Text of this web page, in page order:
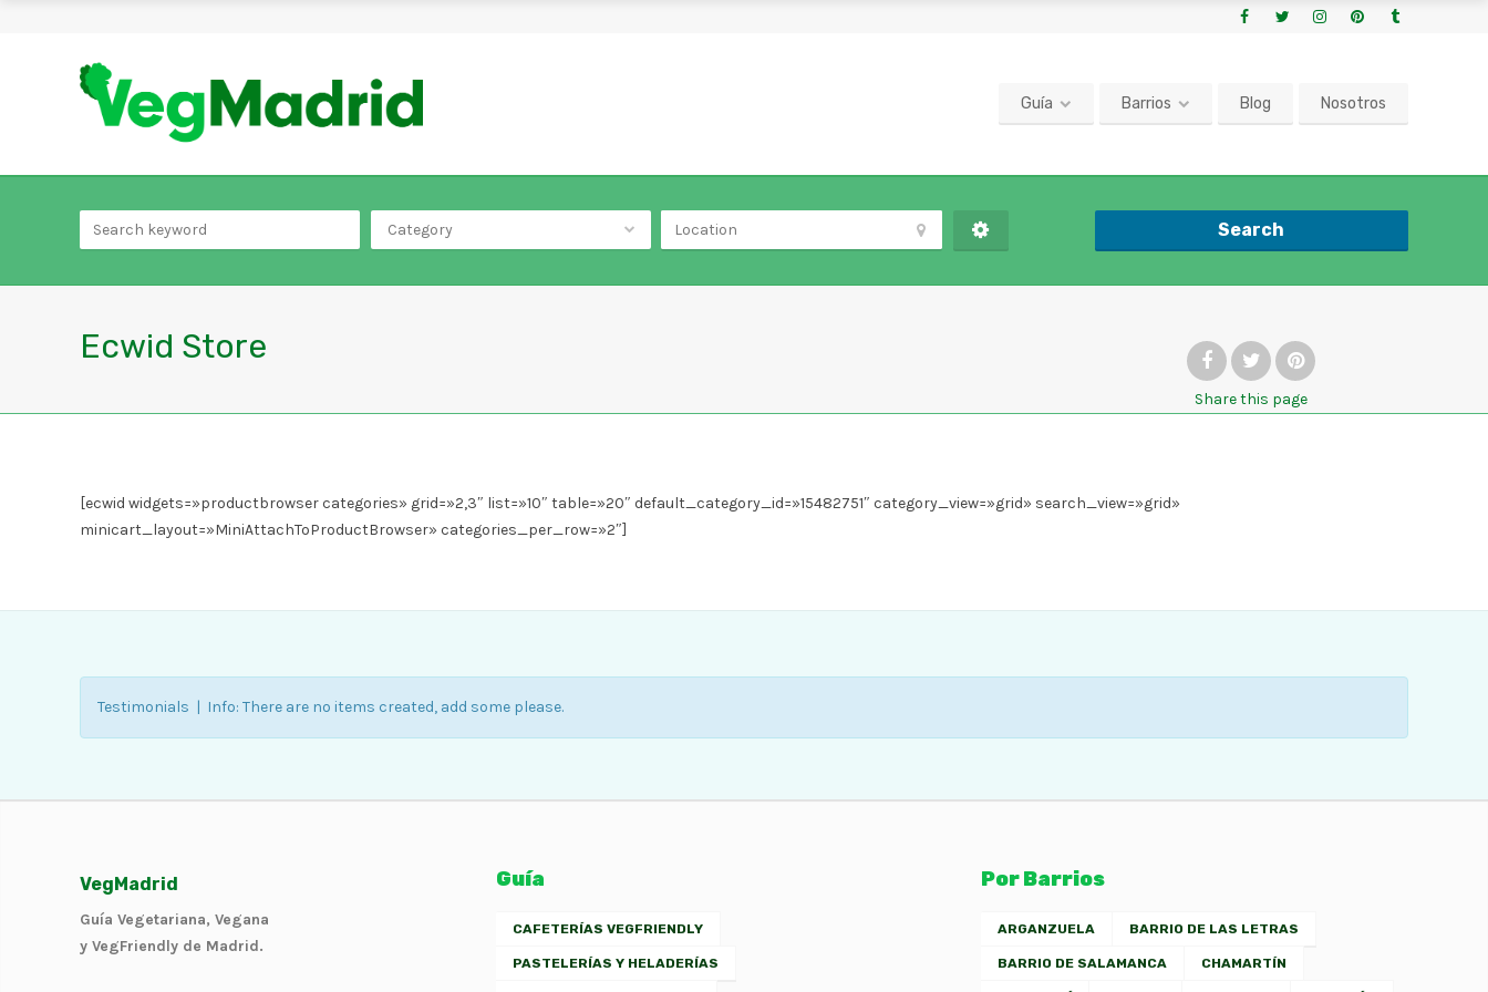
Guía Barrios Blog Nosotros
Category Search
Ecwid Store
Share this page
[ecwid widgets=»productbrowser categories» grid=»2,3″ list=»10″ table=»20″ default_category_id=»15482751″ category_view=»grid» search_view=»grid»
minicart_layout=»MiniAttachToProductBrowser» categories_per_row=»2″]
Testimonials | Info: There are no items created, add some please.
VegMadrid
Guía Vegetariana, Vegana
y VegFriendly de Madrid.
Guía
CAFETERÍAS VEGFRIENDLY
PASTELERÍAS Y HELADERÍAS
Por Barrios
ARGANZUELA BARRIO DE LAS LETRAS
BARRIO DE SALAMANCA CHAMARTÍN